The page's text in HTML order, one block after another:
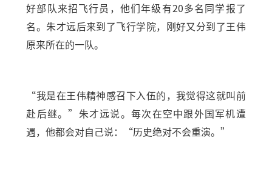
好部队来招飞行员，他们年级有20多名同学报了
名。朱才远后来到了飞行学院，刚好又分到了王伟
原来所在的一队。
“我是在王伟精神感召下入伍的，我觉得这就叫前
赴后继。”朱才远说。每次在空中跟外国军机遭
遇，他都会对自己说：“历史绝对不会重演。”